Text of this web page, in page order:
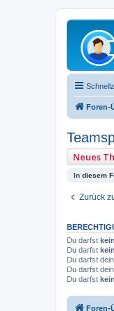
Foren-
Neues
In diesem
Zurück
Du darfst
Du darfst
Du darfst
Du darfst
Du darfst
Foren-